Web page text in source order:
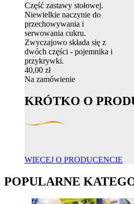
Część zastawy stołowej.
Niewielkie naczynie do
przechowywania i
serwowania cukru.
Zwyczajowo składa się z
dwóch części - pojemnika i
przykrywki.
40,00 zł
Na zamówienie
KRÓTKO O
WIĘCEJ O PRODUCENCIE
POPULARNE